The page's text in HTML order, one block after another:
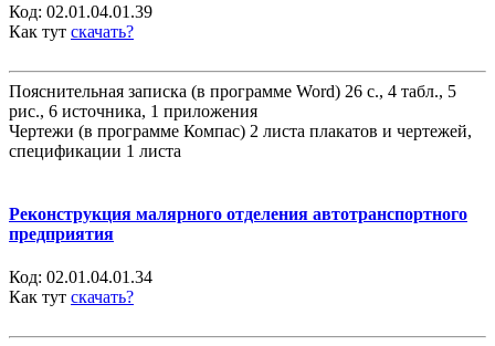
Код: 02.01.04.01.39
Как тут скачать?
Пояснительная записка (в программе Word) 26 с., 4 табл., 5
рис., 6 источника, 1 приложения
Чертежи (в программе Компас) 2 листа плакатов и чертежей,
спецификации 1 листа
Реконструкция малярного отделения автотранспортного
предприятия
Код: 02.01.04.01.34
Как тут скачать?